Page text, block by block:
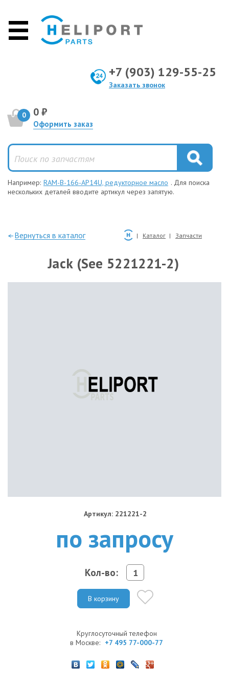
+7 (903) 129-55-25
Заказать звонок
0 0 ₽
Оформить заказ
Например: RAM-B-166-AP14U, редукторное масло . Для поиска
нескольких деталей вводите артикул через запятую.
—Вернуться в каталог Каталог Запчасти
Jack (See 5221221-2)
Артикул: 221221-2
по запросу
Кол-во:
В корзину
Круглосуточный телефон
в Москве: +7 495 77-000-77